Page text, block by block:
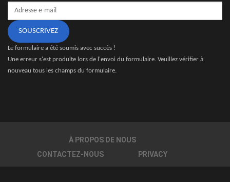
SOUSCRIVEZ
Le formulaire a été soumis avec succès !
Une erreur s'est produite lors de l'envoi du formulaire. Veuillez vérifier à
nouveau tous les champs du formulaire.
À PROPOS DE NOUS
CONTACTEZ-NOUS
PRIVACY